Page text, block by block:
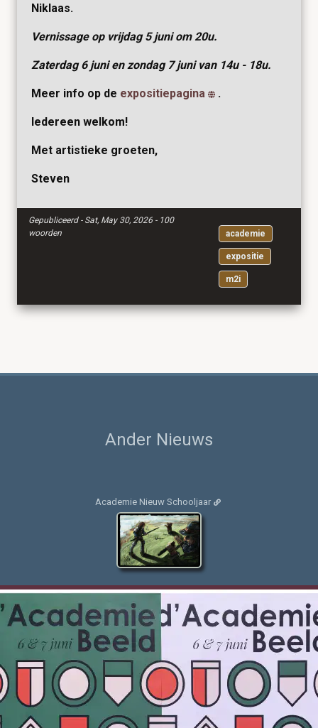
Niklaas.
Vernissage op vrijdag 5 juni om 20u.
Zaterdag 6 juni en zondag 7 juni van 14u - 18u.
Meer info op de expositiepagina .
Iedereen welkom!
Met artistieke groeten,
Steven
Gepubliceerd - Sat, May 30, 2026 - 100
woorden
academie
expositie
m2i
Ander Nieuws
Academie Nieuw Schooljaar